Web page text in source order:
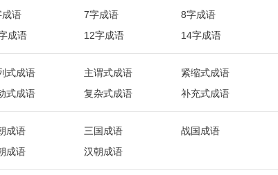
成语 7字成语
8字成语
成语 12字成语 14字成语
式成语 主谓式成语
紧缩式成语
式成语 复杂式成语 补充式成语
成语 三国成语
战国成语
成语 汉朝成语